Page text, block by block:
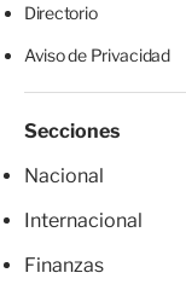
Directorio
Aviso de Privacidad
Secciones
Nacional
Internacional
Finanzas